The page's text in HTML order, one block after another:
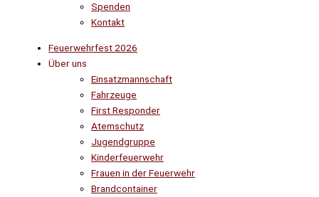
Spenden
Kontakt
Feuerwehrfest 2026
Über uns
Einsatzmannschaft
Fahrzeuge
First Responder
Atemschutz
Jugendgruppe
Kinderfeuerwehr
Frauen in der Feuerwehr
Brandcontainer